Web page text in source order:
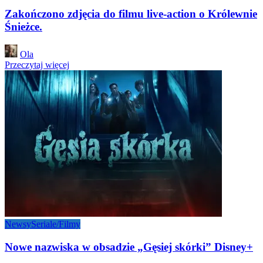
Zakończono zdjęcia do filmu live-action o Królewnie
Śnieżce.
Posted
by
Ola
Przeczytaj więcej
NewsySeriale/Filmy
Nowe nazwiska w obsadzie „Gęsiej skórki” Disney+